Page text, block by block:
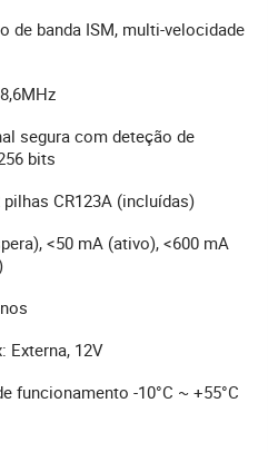
de banda ISM, multi-velocidade
segura com deteção de
bits
CR123A (incluídas)
<50 mA (ativo), <600 mA
Externa, 12V
funcionamento -10°C ~ +55°C